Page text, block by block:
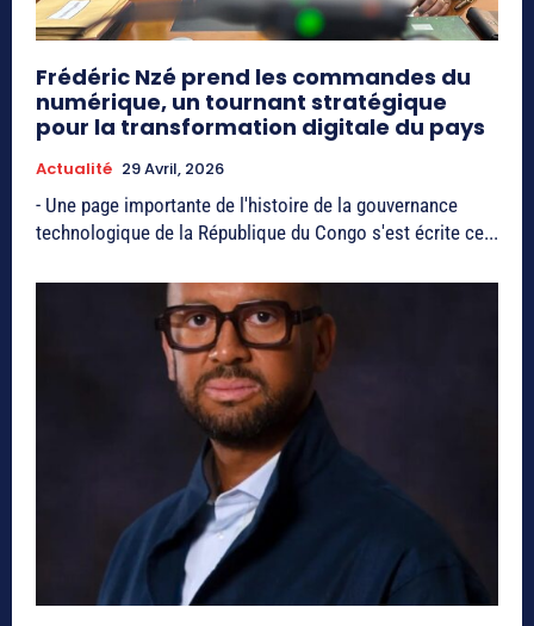
Frédéric Nzé prend les commandes du
numérique, un tournant stratégique
pour la transformation digitale du pays
Actualité 29 Avril, 2026
- Une page importante de l'histoire de la gouvernance
technologique de la République du Congo s'est écrite ce...